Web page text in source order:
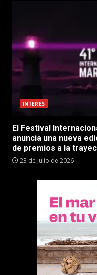
INTERES
El Festival
anuncia una nueva
de premios a la
23 de julio de 2026